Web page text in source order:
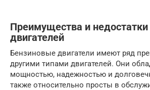
Преимущества и
двигателей
Бензиновые двигатели имеют ряд
другими типами двигателей. Они
мощностью, надежностью и
также относительно просты в